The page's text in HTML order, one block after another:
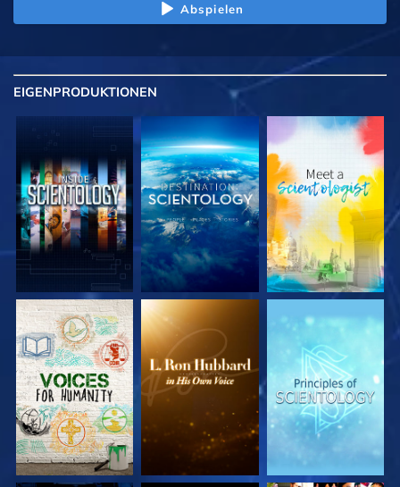
Abspielen
EIGENPRODUKTIONEN
SERIE
ENTDECKEN
SERIE
ENTDECKEN
SERIE
ENTDECKEN